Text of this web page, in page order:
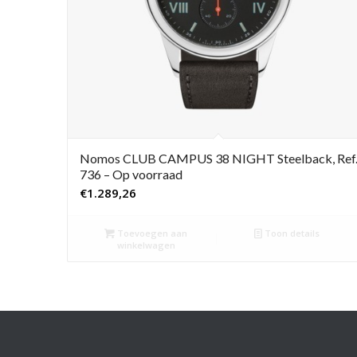
Nomos CLUB CAMPUS 38 NIGHT Steelback, Ref.
736 – Op voorraad
€1.289,26
Toevoegen aan
winkelwagen
Toon details